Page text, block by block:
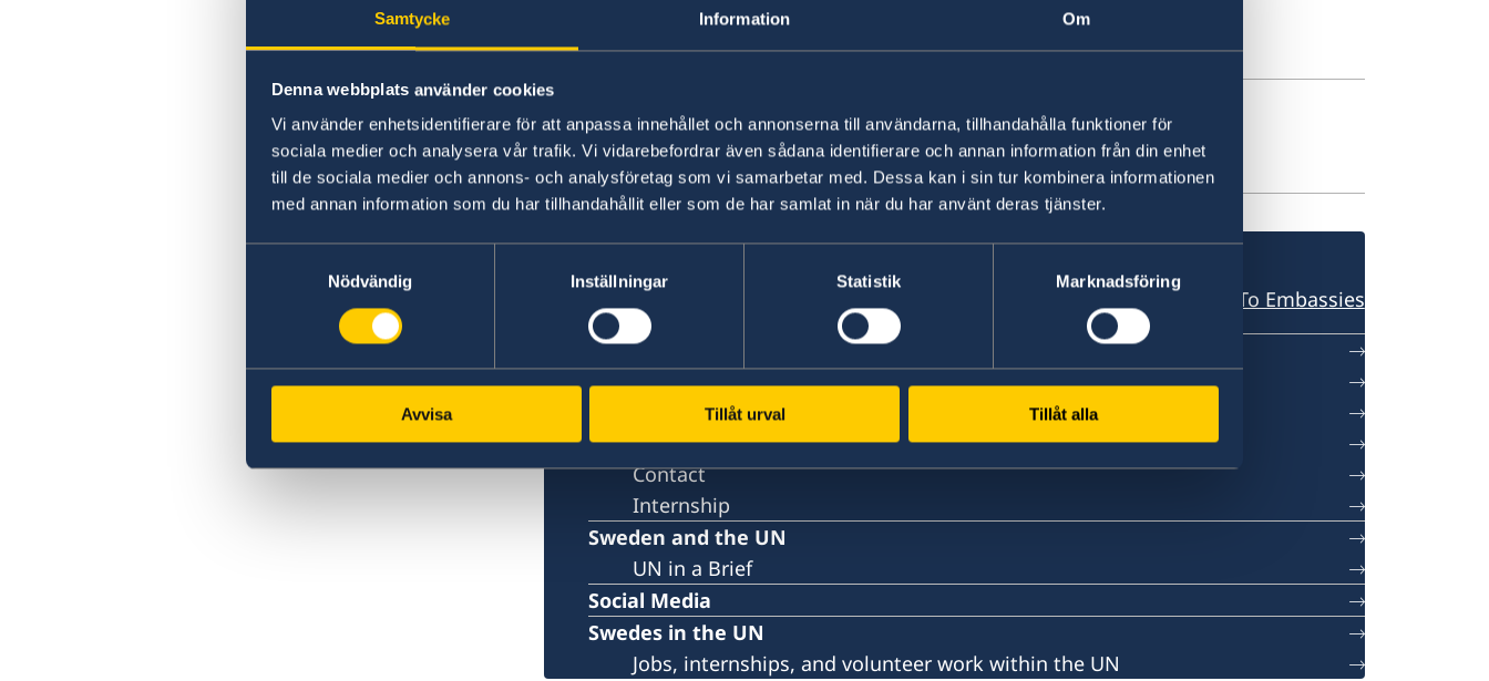
Samtycke Information Om
Denna webbplats använder cookies
Vi använder enhetsidentifierare för att anpassa innehållet och annonserna till användarna, tillhandahålla funktioner för
sociala medier och analysera vår trafik. Vi vidarebefordrar även sådana identifierare och annan information från din enhet
till de sociala medier och annons- och analysföretag som vi samarbetar med. Dessa kan i sin tur kombinera informationen
med annan information som du har tillhandahållit eller som de har samlat in när du har använt deras tjänster.
Nödvändig
Inställningar Statistik Marknadsföring
Avvisa Tillåt urval Tillåt alla
16 Jun 2026
Statement to the UNICEF Executive Board
« 1 2 3 4 5 ... 65 66 »
UN, New York
Back To Embassies
About us
Our staff
Bio Ambassador Nicola Clase
Job Openings
Contact
Internship
Sweden and the UN
UN in a Brief
Social Media
Swedes in the UN
Jobs, internships, and volunteer work within the UN